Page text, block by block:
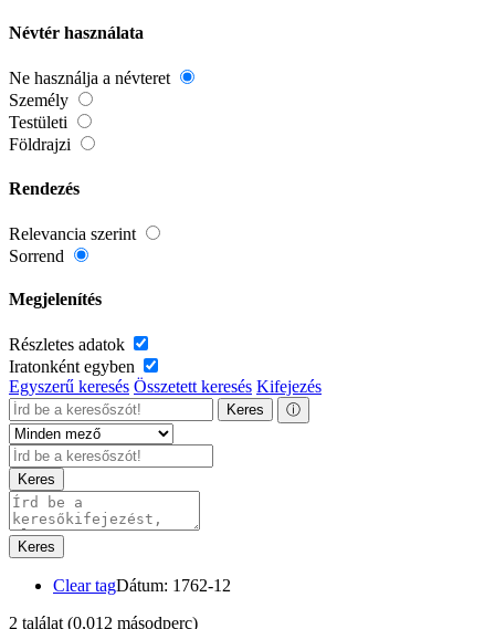
Névtér használata
Ne használja a névteret
Személy
Testületi
Földrajzi
Rendezés
Relevancia szerint
Sorrend
Megjelenítés
Részletes adatok
Iratonként egyben
Egyszerű keresés Összetett keresés Kifejezés
Keres ⓘ
Keres
Keres
Clear tagDátum: 1762-12
2 találat(0,012 másodperc)